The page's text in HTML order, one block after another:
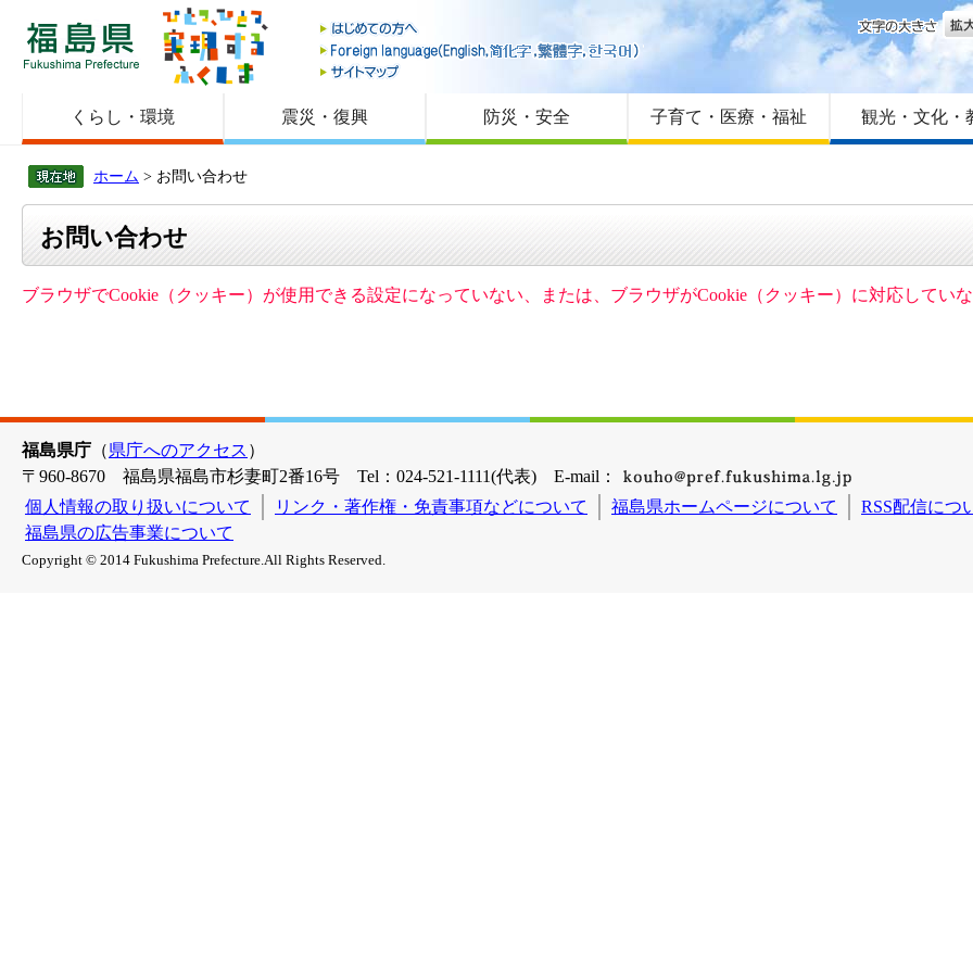
福島県
はじめての方へ
Foreign language
サイトマップ
文字
くらし・環境 震災・復興 防災・安全 子育て・医療・福祉 観光・文化・
ホーム > お問い合わせ
お問い合わせ
ブラウザでCookie（クッキー）が使用できる設定になっていない、または、ブラウザがCookie（クッキー）に対応してい
福島県庁 （県庁へのアクセス ）
〒960-8670 福島県福島市杉妻町2番16号 Tel：024-521-1111(代表) E-mail：
個人情報の取り扱いについて
リンク・著作権・免責事項などについて 福島県ホームページについて
RSS配信につ
福島県の広告事業について
Copyright © 2014 Fukushima Prefecture.All Rights Reserved.